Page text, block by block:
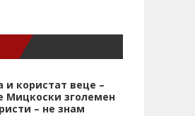
и користат веце –
Мицкоски зголемен
– не знам